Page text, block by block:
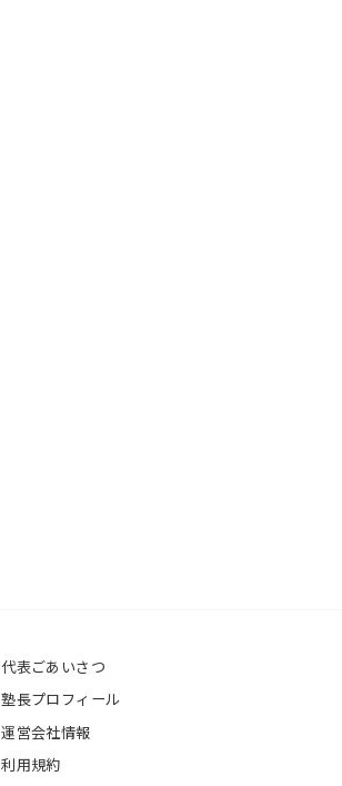
代表ごあいさつ
塾長プロフィール
運営会社情報
利用規約